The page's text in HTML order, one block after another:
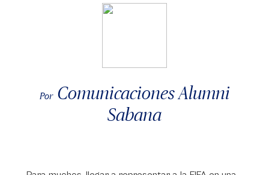
Por Comunicaciones Alumni
Sabana